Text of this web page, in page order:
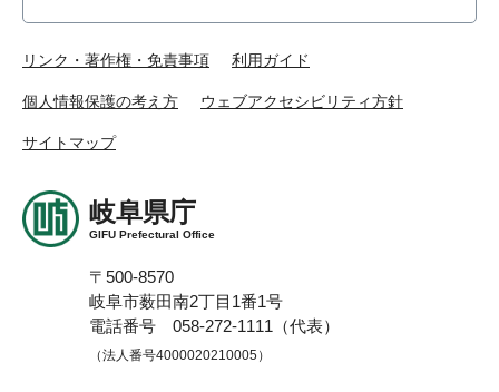
リンク・著作権・免責事項 利用ガイド
個人情報保護の考え方 ウェブアクセシビリティ方針
サイトマップ
岐阜県庁
GIFU Prefectural Office
〒500-8570
岐阜市薮田南2丁目1番1号
電話番号 058-272-1111（代表）
（法人番号4000020210005）